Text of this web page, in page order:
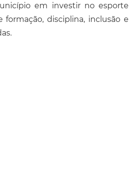
em investir no esporte
disciplina, inclusão e